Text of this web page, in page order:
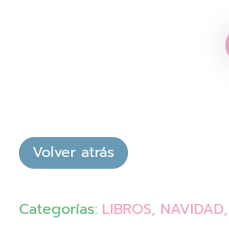
Categorías: LIBROS, NAVIDAD,